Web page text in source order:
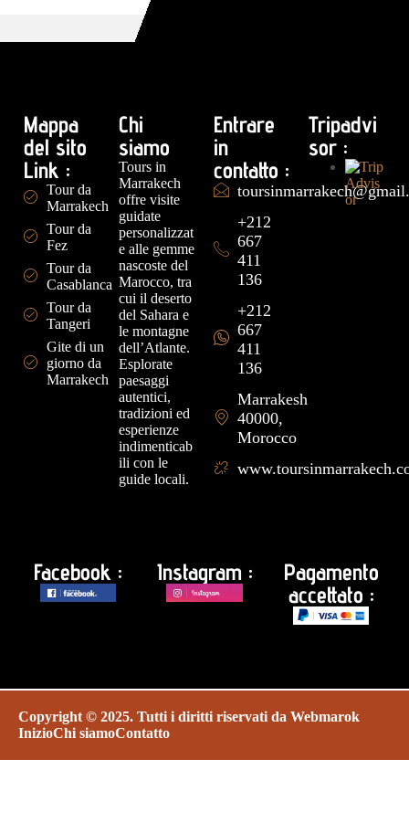
Mappa
del sito
Link :
Tour da
Marrakech
Tour da
Fez
Tour da
Casablanca
Tour da
Tangeri
Gite di un
giorno da
Marrakech
Chi
siamo
Tours in
Marrakech
offre visite
guidate
personalizzat
e alle gemme
nascoste del
Marocco, tra
cui il deserto
del Sahara e
le montagne
dell’Atlante.
Esplorate
paesaggi
autentici,
tradizioni ed
esperienze
indimenticab
ili con le
guide locali.
Entrare
in
contatto :
+212
667
411
136
+212
667
411
136
Marrakesh
40000,
Morocco
Tripadvi
sor :
Facebook : Instagram :
Pagamento
accettato :
Copyright © 2025. Tutti i diritti riservati da Webmarok
InizioChi siamoContatto